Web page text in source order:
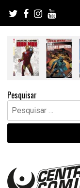
content
Pesquisar
Pesquisar
por: